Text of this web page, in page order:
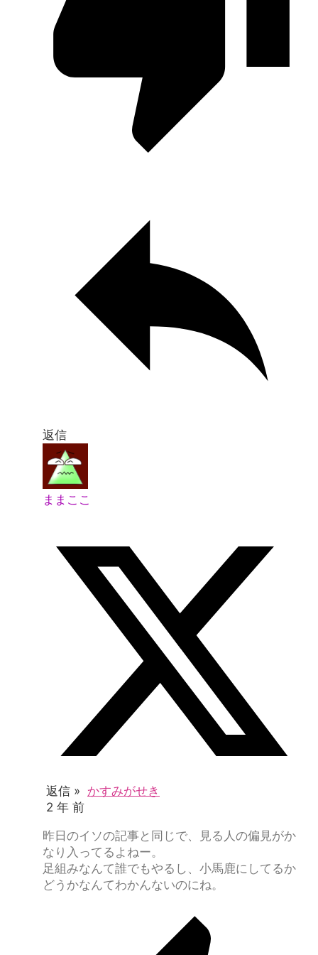
返信
ままここ
返信 » かすみがせき
2 年 前
昨日のイソの記事と同じで、見る人の偏見がか
なり入ってるよねー。
足組みなんて誰でもやるし、小馬鹿にしてるか
どうかなんてわかんないのにね。